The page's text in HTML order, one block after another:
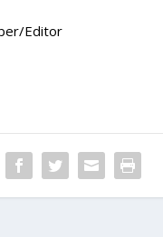
Editor